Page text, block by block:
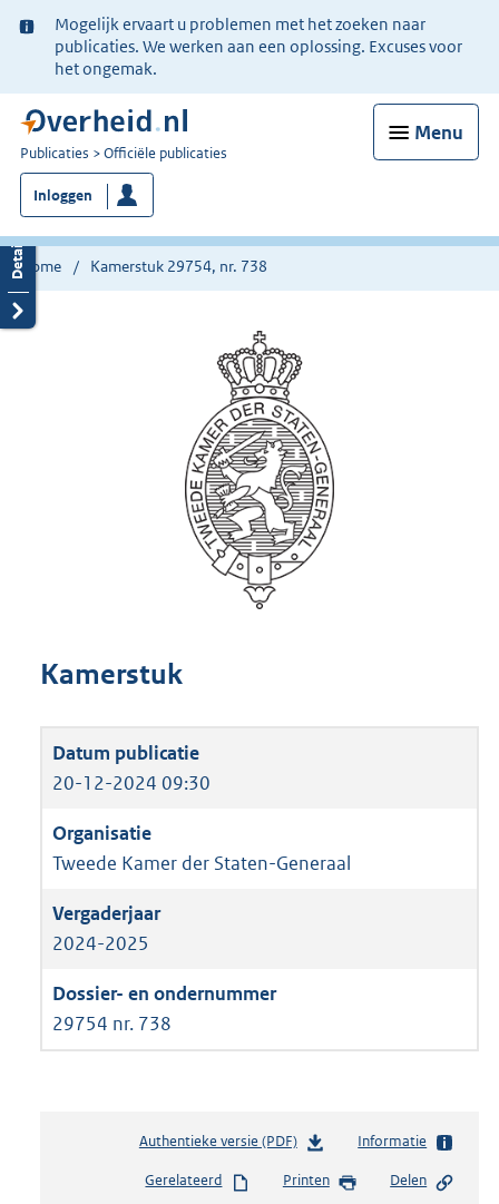
Ter
informatie:
Mogelijk ervaart u problemen met het zoeken naar
publicaties. We werken aan een oplossing. Excuses voor
het ongemak.
Menu
U
bent
nu
hier:
Publicaties Officiële publicaties
Inloggen
Home Kamerstuk 29754, nr. 738
Kamerstuk
20-12-2024 09:30
Tweede Kamer der Staten-Generaal
2024-2025
29754 nr. 738
Authentieke versie (PDF)b
s
Informatie
Gerelateerd Printen Delen